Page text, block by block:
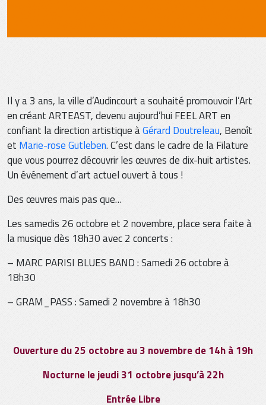
Il y a 3 ans, la ville d’Audincourt a souhaité promouvoir l’Art
en créant ARTEAST, devenu aujourd’hui FEEL ART en
confiant la direction artistique àGérard Doutreleau, Benoît
et Marie-rose Gutleben. C’est dans le cadre de la Filature
que vous pourrez découvrir les œuvres de dix-huit artistes.
Un événement d’art actuel ouvert à tous !
Des œuvres mais pas que…
Les samedis 26 octobre et 2 novembre, place sera faite à
la musique dès 18h30 avec 2 concerts :
– MARC PARISI BLUES BAND : Samedi 26 octobre à
18h30
– GRAM_PASS : Samedi 2 novembre à 18h30
Ouverture du 25 octobre au 3 novembre de 14h à 19h
Nocturne le jeudi 31 octobre jusqu’à 22h
Entrée Libre